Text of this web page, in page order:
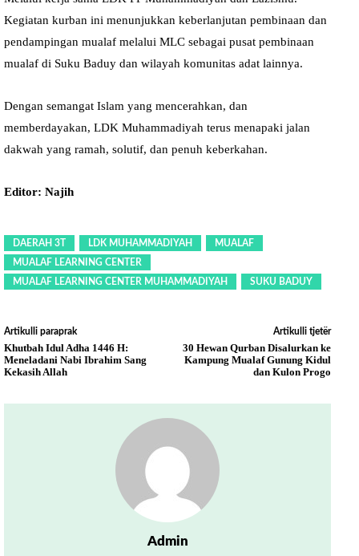
Kegiatan kurban ini menunjukkan keberlanjutan pembinaan dan
pendampingan mualaf melalui MLC sebagai pusat pembinaan
mualaf di Suku Baduy dan wilayah komunitas adat lainnya.
Dengan semangat Islam yang mencerahkan, dan
memberdayakan, LDK Muhammadiyah terus menapaki jalan
dakwah yang ramah, solutif, dan penuh keberkahan.
Editor: Najih
DAERAH 3T LDK MUHAMMADIYAH
MUALAF
MUALAF LEARNING CENTER
MUALAF LEARNING CENTER MUHAMMADIYAH
SUKU BADUY
Artikulli paraprak
Khutbah Idul Adha 1446 H:
Meneladani Nabi Ibrahim Sang
Kekasih Allah
Artikulli tjetër
30 Hewan Qurban Disalurkan ke
Kampung Mualaf Gunung Kidul
dan Kulon Progo
Admin